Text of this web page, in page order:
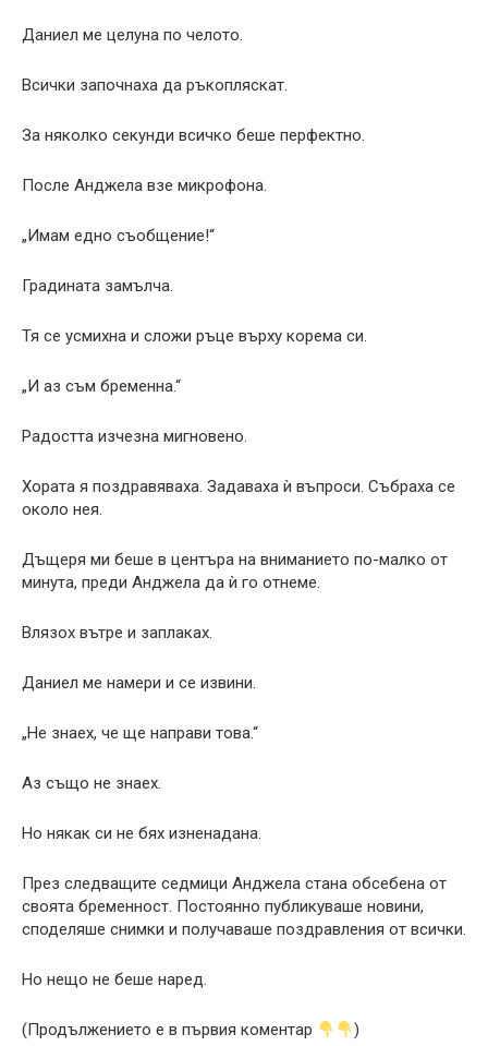
Даниел ме целуна по челото.
Всички започнаха да ръкопляскат.
За няколко секунди всичко беше перфектно.
После Анджела взе микрофона.
„Имам едно съобщение!“
Градината замълча.
Тя се усмихна и сложи ръце върху корема си.
„И аз съм бременна.“
Радостта изчезна мигновено.
Хората я поздравяваха. Задаваха ѝ въпроси. Събраха се
около нея.
Дъщеря ми беше в центъра на вниманието по-малко от
минута, преди Анджела да ѝ го отнеме.
Влязох вътре и заплаках.
Даниел ме намери и се извини.
„Не знаех, че ще направи това.“
Аз също не знаех.
Но някак си не бях изненадана.
През следващите седмици Анджела стана обсебена от
своята бременност. Постоянно публикуваше новини,
споделяше снимки и получаваше поздравления от всички.
Но нещо не беше наред.
(Продължението е в първия коментар )